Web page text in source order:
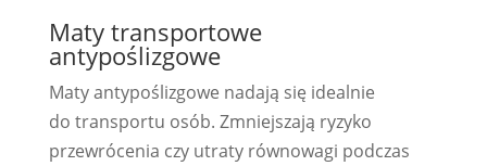
Maty transportowe
antypoślizgowe
Maty antypoślizgowe nadają się idealnie
do transportu osób. Zmniejszają ryzyko
przewrócenia czy utraty równowagi podczas